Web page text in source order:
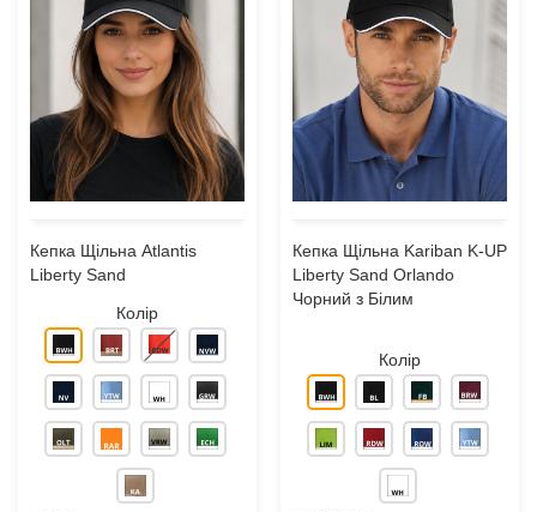
Кепка Щільна Atlantis
Liberty Sand
Колір
Кепка Щільна Kariban K-UP
Liberty Sand Orlando
Чорний з Білим
Колір